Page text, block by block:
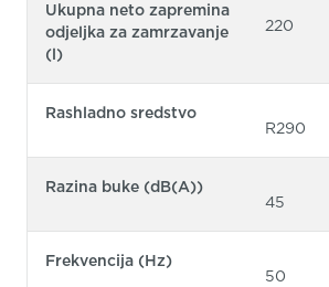
Ukupna neto zapremina
odjeljka za zamrzavanje
(l)
220
Rashladno sredstvo
R290
Razina buke (dB(A))
45
Frekvencija (Hz)
50